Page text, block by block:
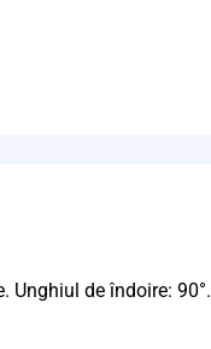
Unghiul de îndoire: 90°.